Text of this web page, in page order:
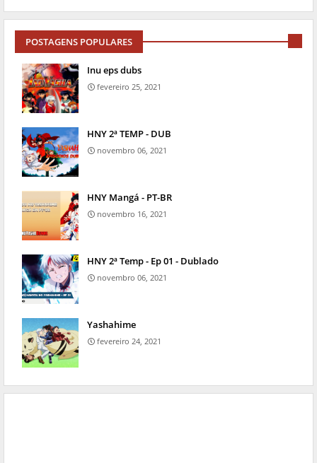
POSTAGENS POPULARES
Inu eps dubs
fevereiro 25, 2021
HNY 2ª TEMP - DUB
novembro 06, 2021
HNY Mangá - PT-BR
novembro 16, 2021
HNY 2ª Temp - Ep 01 - Dublado
novembro 06, 2021
Yashahime
fevereiro 24, 2021